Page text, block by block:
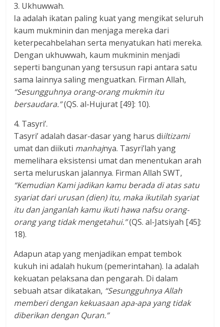
3. Ukhuwwah.
Ia adalah ikatan paling kuat yang mengikat seluruh
kaum mukminin dan menjaga mereka dari
keterpecahbelahan serta menyatukan hati mereka.
Dengan ukhuwwah, kaum mukminin menjadi
seperti bangunan yang tersusun rapi antara satu
sama lainnya saling menguatkan. Firman Allah,
“Sesungguhnya orang-orang mukmin itu
bersaudara.”(QS. al-Hujurat [49]: 10).
4. Tasyri’.
Tasyri’ adalah dasar-dasar yang harus diiltizami
umat dan diikuti manhajnya. Tasyri’lah yang
memelihara eksistensi umat dan menentukan arah
serta meluruskan jalannya. Firman Allah SWT,
“Kemudian Kami jadikan kamu berada di atas satu
syariat dari urusan (dien) itu, maka ikutilah syariat
itu dan janganlah kamu ikuti hawa nafsu orang-
orang yang tidak mengetahui.”(QS. al-Jatsiyah [45]:
18).
Adapun atap yang menjadikan empat tembok
kukuh ini adalah hukum (pemerintahan). Ia adalah
kekuatan pelaksana dan pengarah. Di dalam
sebuah atsar dikatakan, “Sesungguhnya Allah
memberi dengan kekuasaan apa-apa yang tidak
diberikan dengan Quran.”